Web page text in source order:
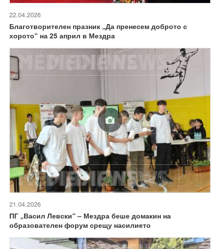
22.04.2026
Благотворителен празник „Да пренесем доброто с
хорото“ на 25 април в Мездра
21.04.2026
ПГ „Васил Левски“ – Мездра беше домакин на
образователен форум срещу насилието